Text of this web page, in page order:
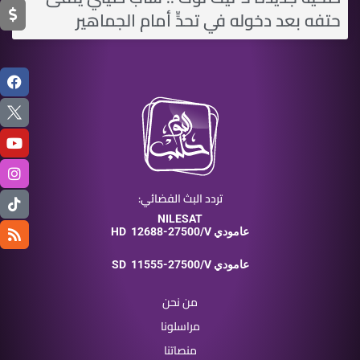
حتفه بعد دخوله في تحدٍّ أمام الجماهير
تردد البث الفضائي:
NILESAT
HD
12688-27500/V عامودي
SD 11555-27500/V عامودي
من نحن
مراسلونا
منصاتنا